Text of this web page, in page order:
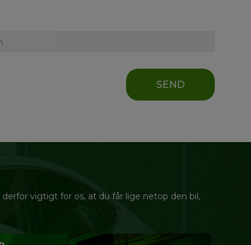
SEND
vigtigt for os, at du får lige netop den bil,